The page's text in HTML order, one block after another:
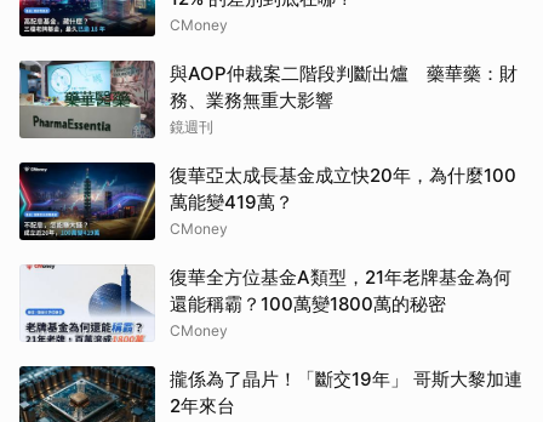
CMoney
與AOP仲裁案二階段判斷出爐 藥華藥：財
務、業務無重大影響
鏡週刊
復華亞太成長基金成立快20年，為什麼100
萬能變419萬？
CMoney
復華全方位基金A類型，21年老牌基金為何
還能稱霸？100萬變1800萬的秘密
CMoney
攏係為了晶片！「斷交19年」 哥斯大黎加連
2年來台